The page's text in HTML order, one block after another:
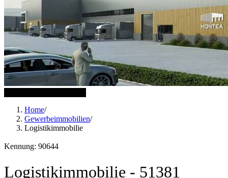
Home/
Gewerbeimmobilien/
Logistikimmobilie
Kennung: 90644
Logistikimmobilie - 51381